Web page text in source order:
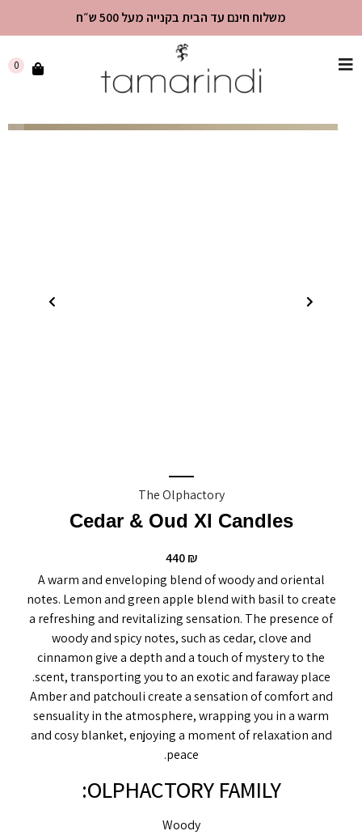
שִׂים
משלוח חינם עד הבית בקנייה מעל 500 ש״ח
0
The Olphactory
Cedar & Oud Xl Candles
440₪
A warm and enveloping blend of woody and oriental
notes. Lemon and green apple blend with basil to create
a refreshing and revitalizing sensation. The presence of
woody and spicy notes, such as cedar, clove and
cinnamon give a depth and a touch of mystery to the
scent, transporting you to an exotic and faraway place.
Amber and patchouli create a sensation of comfort and
sensuality in the atmosphere, wrapping you in a warm
and cosy blanket, enjoying a moment of relaxation and
peace.
OLPHACTORY FAMILY:
Woody